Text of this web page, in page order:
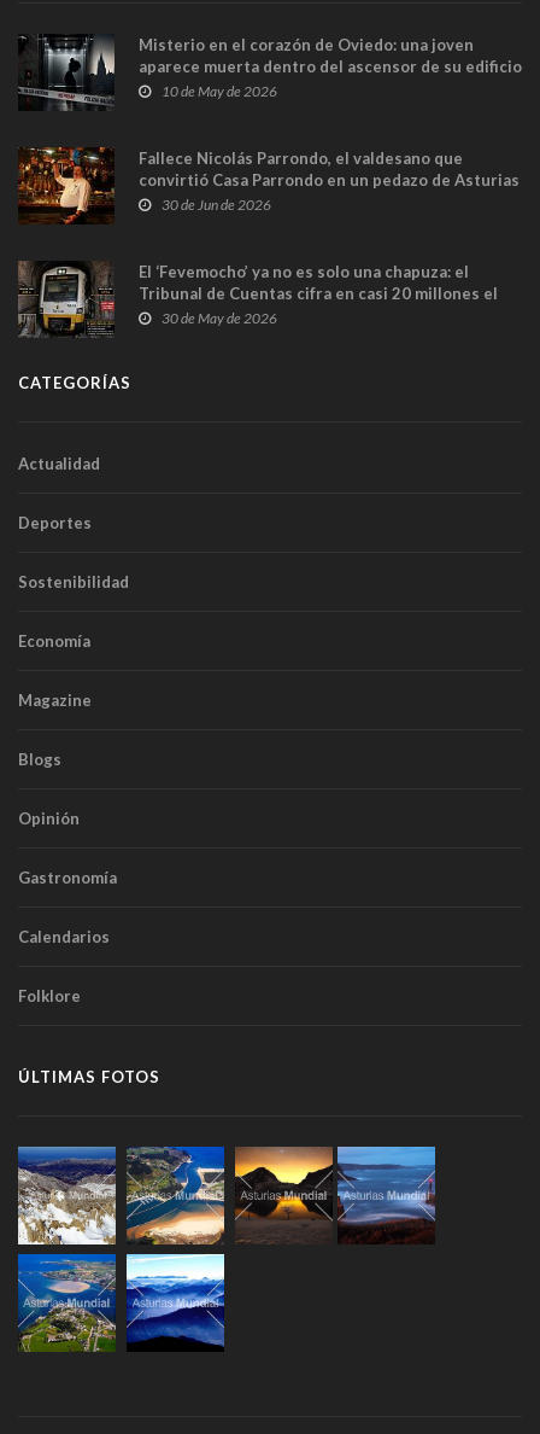
Misterio en el corazón de Oviedo: una joven
aparece muerta dentro del ascensor de su edificio
y las cámaras captan sus últimos minutos
10 de May de 2026
Fallece Nicolás Parrondo, el valdesano que
convirtió Casa Parrondo en un pedazo de Asturias
en Madrid
30 de Jun de 2026
El ‘Fevemocho’ ya no es solo una chapuza: el
Tribunal de Cuentas cifra en casi 20 millones el
sobrecoste de los trenes que no cabían por los
30 de May de 2026
CATEGORÍAS
Actualidad
Deportes
Sostenibilidad
Economía
Magazine
Blogs
Opinión
Gastronomía
Calendarios
Folklore
ÚLTIMAS FOTOS